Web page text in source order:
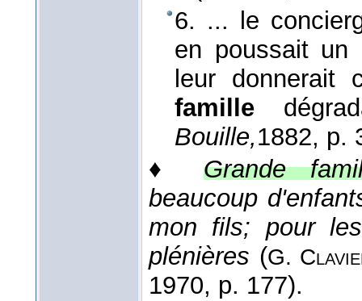
6. ... le
en poussait un
leur donnerait
famille
Bouille,1882, p.
♦ Grande
beaucoup
mon fils; pour
plénières (G.
1970, p. 177).